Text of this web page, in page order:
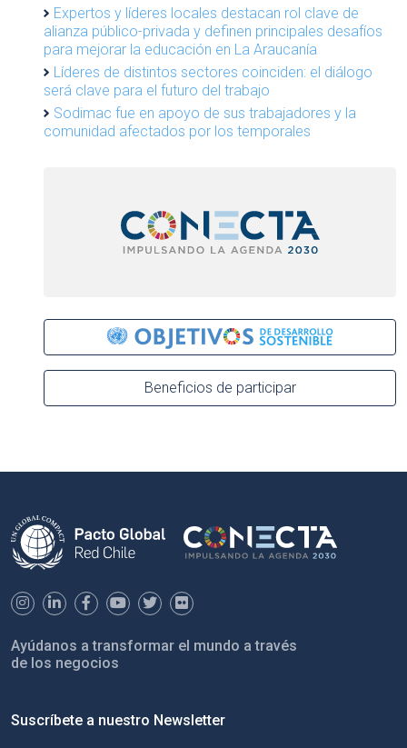
Expertos y líderes locales destacan rol clave de
alianza público-privada y definen principales desafíos
para mejorar la educación en La Araucanía
Líderes de distintos sectores coinciden: el diálogo
será clave para el futuro del trabajo
Sodimac fue en apoyo de sus trabajadores y la
comunidad afectados por los temporales
Beneficios de participar
Ayúdanos a transformar el mundo a través
de los negocios
Suscríbete a nuestro Newsletter